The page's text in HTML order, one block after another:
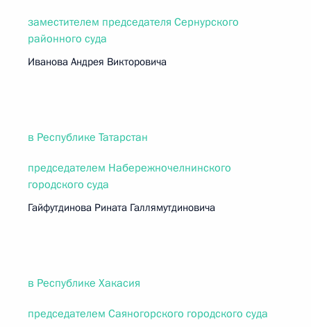
заместителем председателя Сернурского
районного суда
Иванова Андрея Викторовича
в Республике Татарстан
председателем Набережночелнинского
городского суда
Гайфутдинова Рината Галлямутдиновича
в Республике Хакасия
председателем Саяногорского городского суда